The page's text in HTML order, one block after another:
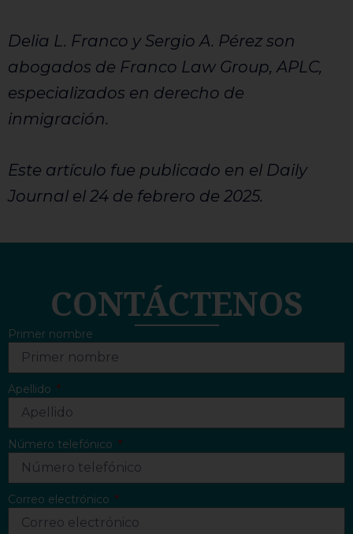
Delia L. Franco y Sergio A. Pérez son
abogados de Franco Law Group, APLC,
especializados en derecho de
inmigración.
Este artículo fue publicado en el Daily
Journal el 24 de febrero de 2025.
CONTÁCTENOS
Primer nombre
Apellido
Número telefónico
Correo electrónico